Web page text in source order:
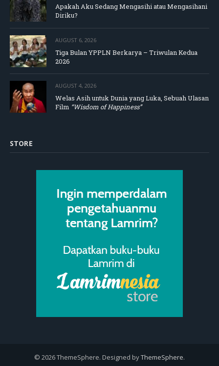
Apakah Aku Sedang Mengasihi atau Mengasihani
Diriku?
AUGUST 6, 2026
Tiga Bulan YPPLN Berkarya – Triwulan Kedua
2026
AUGUST 4, 2026
Welas Asih untuk Dunia yang Luka, Sebuah Ulasan
Film “Wisdom of Happiness”
STORE
© 2026 ThemeSphere. Designed byThemeSphere.